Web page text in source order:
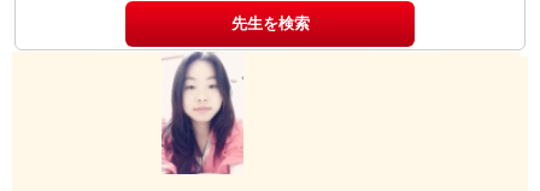
先生を検索